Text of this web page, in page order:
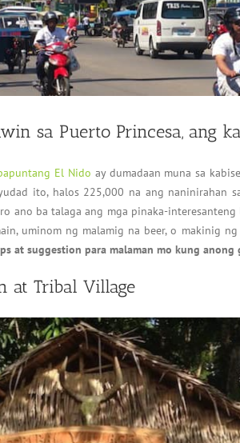
sa Puerto Princesa, ang
El Nido ay dumadaan muna sa
ito, halos 225,000 na ang naninirahan
ano ba talaga ang mga pinaka-
uminom ng malamig na beer, o makinig
at suggestion para malaman mo kung anong
at Tribal Village